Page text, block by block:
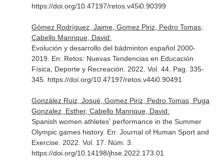
https://doi.org/10.47197/retos.v45i0.90399
Gómez Rodríguez, Jaime, Gomez Piriz, Pedro Tomas,
Cabello Manrique, David:
Evolución y desarrollo del bádminton español 2000-
2019. En: Retos: Nuevas Tendencias en Educación
Física, Deporte y Recreación . 2022. Vol. 44. Pag. 335-
345. https://doi.org/10.47197/retos.v44i0.90491
González Ruiz, Josué, Gomez Piriz, Pedro Tomas, Puga
Gonzalez, Esther, Cabello Manrique, David:
Spanish women athletes' performance in the Summer
Olympic games history. En: Journal of Human Sport and
Exercise. 2022. Vol. 17. Núm. 3.
https://doi.org/10.14198/jhse.2022.173.01